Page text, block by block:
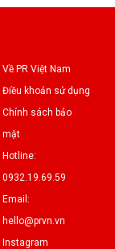
Về PR Việt Nam
Điều khoản sử dụng
Chính sách bảo
mật
Hotline:
0932.19.69.59
Email:
hello@prvn.vn
Instagram